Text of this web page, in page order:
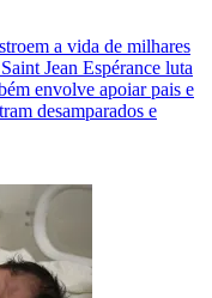
a vida de milhares
Jean Espérance luta
envolve apoiar pais e
desamparados e